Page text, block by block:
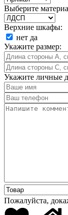
Выберите
Верхние шкафы:
нет да
Укажите размер:
Укажите личные
Пожалуйста,